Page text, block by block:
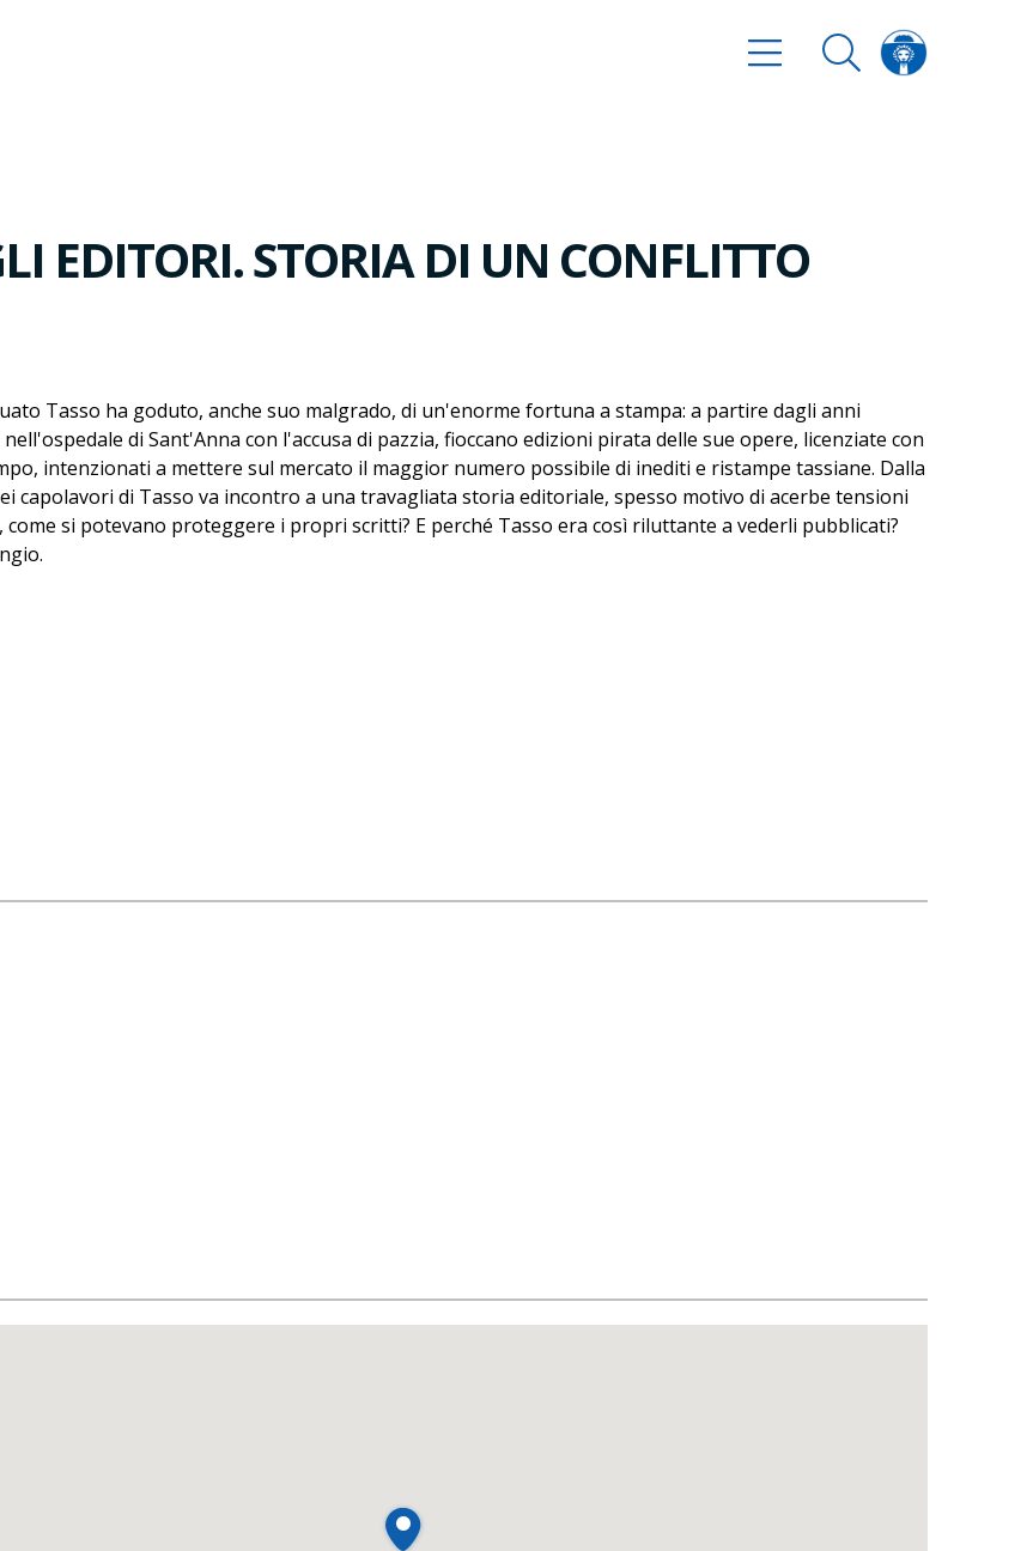
EDITORI. STORIA DI UN CONFLITTO
Tasso ha goduto, anche suo malgrado, di un'enorme fortuna a stampa: a partire dagli anni
di Sant'Anna con l'accusa di pazzia, fioccano edizioni pirata delle sue opere, licenziate con
intenzionati a mettere sul mercato il maggior numero possibile di inediti e ristampe tassiane. Dalla
capolavori di Tasso va incontro a una travagliata storia editoriale, spesso motivo di acerbe tensioni
si potevano proteggere i propri scritti? E perché Tasso era così riluttante a vederli pubblicati?